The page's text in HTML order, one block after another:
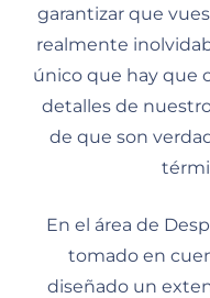
garantizar que
realmente
único que hay que
detalles de
de que son
En el área de
tomado en
diseñado un